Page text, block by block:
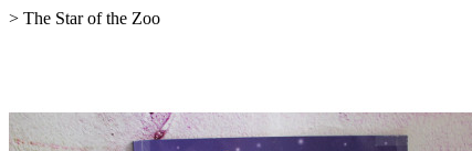
> The Star of the Zoo